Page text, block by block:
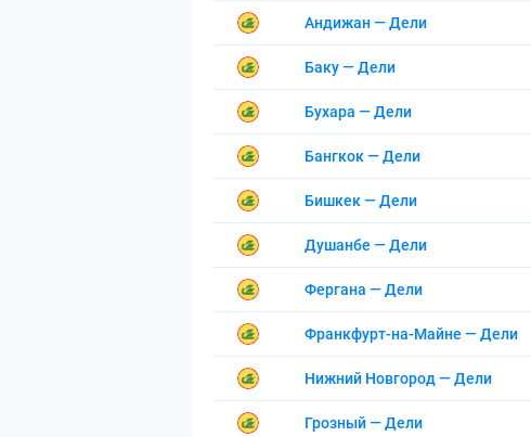
Андижан — Дели
Баку — Дели
Бухара — Дели
Бангкок — Дели
Бишкек — Дели
Душанбе — Дели
Фергана — Дели
Франкфурт-на-Майне — Дели
Нижний Новгород — Дели
Грозный — Дели